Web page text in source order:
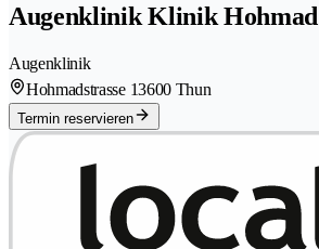
Augenklinik Klinik Hohmad
Augenklinik
Hohmadstrasse 13600 Thun
Termin reservieren